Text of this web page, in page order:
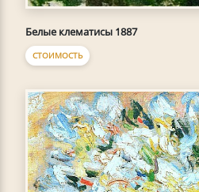
Белые клематисы 1887
СТОИМОСТЬ